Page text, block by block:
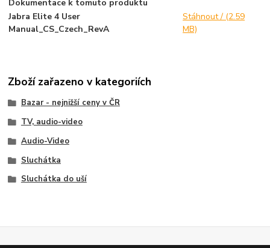
Dokumentace k tomuto produktu
Jabra Elite 4 User
Manual_CS_Czech_RevA
Stáhnout / (2.59
MB)
Zboží zařazeno v kategoriích
Bazar - nejnižší ceny v ČR
TV, audio-video
Audio-Video
Sluchátka
Sluchátka do uší